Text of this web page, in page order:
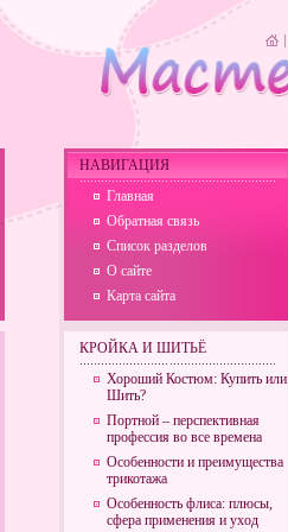
НАВИГАЦИЯ
Главная
Обратная связь
Список разделов
О сайте
Карта сайта
КРОЙКА И ШИТЬЁ
Хороший Костюм: Купить или
Шить?
Портной – перспективная
профессия во все времена
Особенности и преимущества
трикотажа
Особенность флиса: плюсы,
сфера применения и уход